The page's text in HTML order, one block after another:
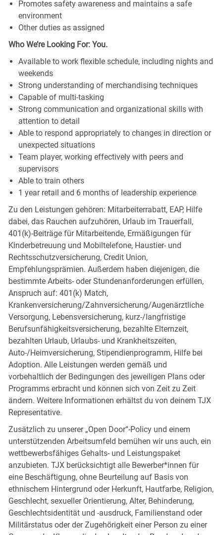
Promotes safety awareness and maintains a safe
environment
Other duties as assigned
Who We’re Looking For: You.
Available to work flexible schedule, including nights and
weekends
Strong understanding of merchandising techniques
Capable of multi-tasking
Strong communication and organizational skills with
attention to detail
Able to respond appropriately to changes in direction or
unexpected situations
Team player, working effectively with peers and
supervisors
Able to train others
1 year retail and 6 months of leadership experience
Zu den Leistungen gehören: Mitarbeiterrabatt, EAP, Hilfe
dabei, das Rauchen aufzuhören, Urlaub im Trauerfall,
401(k)-Beiträge für Mitarbeitende, Ermäßigungen für
Kinderbetreuung und Mobiltelefone, Haustier- und
Rechtsschutzversicherung, Credit Union,
Empfehlungsprämien. Außerdem haben diejenigen, die
bestimmte Arbeits- oder Stundenanforderungen erfüllen,
Anspruch auf: 401(k) Match,
Krankenversicherung/Zahnversicherung/Augenärztliche
Versorgung, Lebensversicherung, kurz-/langfristige
Berufsunfähigkeitsversicherung, bezahlte Elternzeit,
bezahlten Urlaub, Urlaubs- und Krankheitszeiten,
Auto-/Heimversicherung, Stipendienprogramm, Hilfe bei
Adoption. Alle Leistungen werden gemäß und
vorbehaltlich der Bedingungen des jeweiligen Plans oder
Programms erbracht und können sich von Zeit zu Zeit
ändern. Weitere Informationen erhältst du von deinem TJX
Representative.
Zusätzlich zu unserer „Open Door“-Policy und einem
unterstützenden Arbeitsumfeld bemühen wir uns auch, ein
wettbewerbsfähiges Gehalts- und Leistungspaket
anzubieten. TJX berücksichtigt alle Bewerber*innen für
eine Beschäftigung, ohne Beurteilung auf Basis von
ethnischem Hintergrund oder Herkunft, Hautfarbe, Religion,
Geschlecht, sexueller Orientierung, Alter, Behinderung,
Geschlechtsidentität und -ausdruck, Familienstand oder
Militärstatus oder der Zugehörigkeit einer Person zu einer